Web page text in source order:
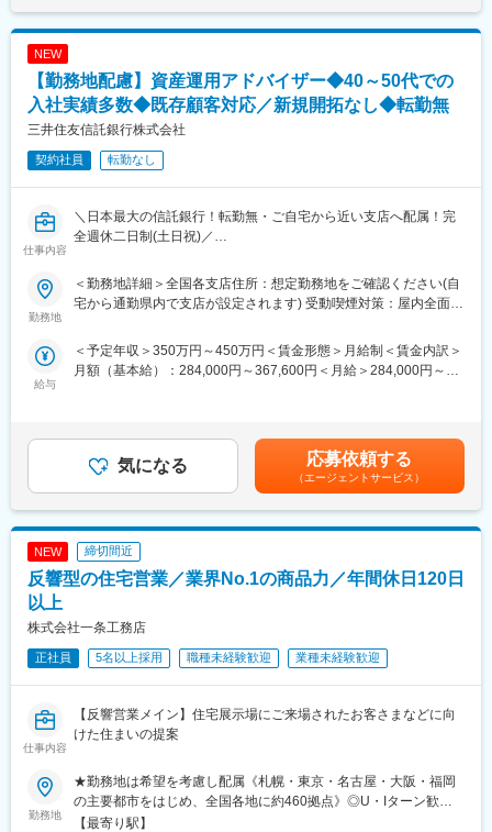
駅前駅、榴ケ岡駅、名鉄名古屋駅、柚木駅(静岡鉄道線)、第一通り
駅、田町駅(岡山県)、広電五日市駅、平和公園駅、都通駅
NEW
【勤務地配慮】資産運用アドバイザー◆40～50代での
入社実績多数◆既存顧客対応／新規開拓なし◆転勤無
三井住友信託銀行株式会社
契約社員 転勤なし
仕事内容
＼日本最大の信託銀行！転勤無・ご自宅から近い支店へ配属！完
全週休二日制(土日祝)／
●長期間ブランクがある方も歓迎！子育て中の方も多数在籍
●全支店での本ポジション平均年収は約450万～500万円程度
■業務内容：
既存のお客様(主に60歳以上)のご自宅や勤務先を訪問し、マネー
します。
<主な提案内容>
・投資信託、保険商品、各種預金などのライフイベントに応じた
継続的な相談対応
・満期の案内や増額の選択肢を整理し、判断をサポート
・相続、遺言関連、不動産、住宅ローンなどの将来を見据えた情
報共有
◎次世代承継型信託や遺言信託、不動産など幅広い商品を揃えて
おり、お客様の多様なニーズにも対応可能！
1ヶ月目一般過程試験(支店にてフォロー)
2ヶ月目資格取得を目指します(事務系、商品ロープレ、同行フォ
います。研修後も先輩社員がフォローを行いますのでご安心くだ
さい。
勤務地
＜勤務地詳細＞全国各支店住所：想定勤務地をご確認ください(自
宅から通勤県内で支店が設定されます) 受動喫煙対策：屋内全面禁
給与
＜予定年収＞350万円～450万円＜賃金形態＞月給制＜賃金内訳＞
月額（基本給）：284,000円～367,600円＜月給＞284,000円～
月：259,800円(固定)以降実績経験に応じて毎年7月に259.800円
～343,800円の間でベースアップ。※上記に加え実績に応じ賞与を
支給賃金はあくまでも目安の金額であり、選考を通じて上下する
可能性があります。月給(月額)は固定手当を含めた表記です。
気になる 応募依頼する
（エージェントサービス）
NEW 締切間近
反響型の住宅営業／業界No.1の商品力／年間休日120日
以上
株式会社一条工務店
正社員 5名以上採用 職種未経験歓迎 業種未経験歓迎
仕事内容
【反響営業メイン】住宅展示場にご来場されたお客さまなどに向
けた住まいの提案
勤務地
★勤務地は希望を考慮し配属《札幌・東京・名古屋・大阪・福岡
の主要都市をはじめ、全国各地に約460拠点》◎U・Iターン歓迎
◎マイカー通勤可※受動喫煙対策：あり（全事業所 屋内禁煙／屋
【最寄り駅】